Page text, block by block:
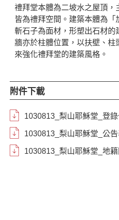
禮拜堂本體為二坡水之屋頂，
皆為禮拜空間。建築本體為
斬⽯子為面材，形塑出⽯材的
牆亦於柱體位置，以扶壁、柱
來強化禮拜堂的建築風格。
附件下載
1030813_梨山耶穌堂_登
1030813_梨山耶穌堂_公
1030813_梨山耶穌堂_地